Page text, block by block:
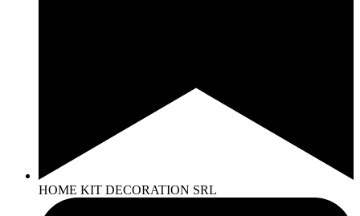
HOME KIT DECORATION SRL